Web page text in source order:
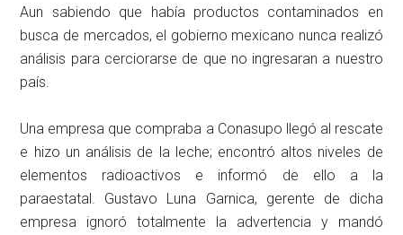
Aun sabiendo que había productos contaminados en
busca de mercados, el gobierno mexicano nunca realizó
análisis para cerciorarse de que no ingresaran a nuestro
país.
Una empresa que compraba a Conasupo llegó al rescate
e hizo un análisis de la leche; encontró altos niveles de
elementos radioactivos e informó de ello a la
paraestatal. Gustavo Luna Garnica, gerente de dicha
empresa ignoró totalmente la advertencia y mandó